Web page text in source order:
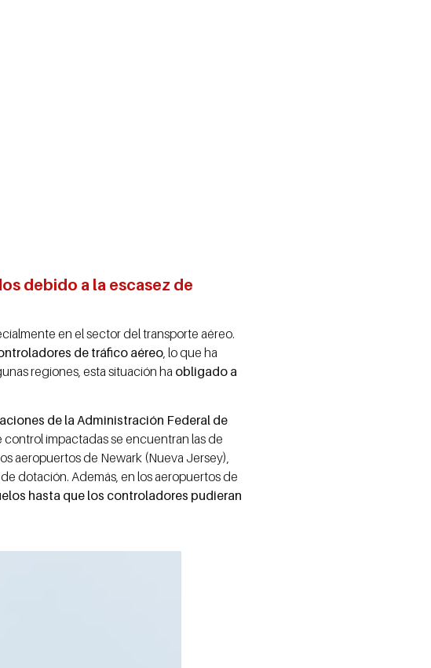
debido a la escasez de
en el sector del transporte aéreo.
de tráfico aéreo, lo que ha
regiones, esta situación ha obligado a
de la Administración Federal de
control impactadas se encuentran las de
aeropuertos de Newark (Nueva Jersey),
dotación. Además, en los aeropuertos de
hasta que los controladores pudieran